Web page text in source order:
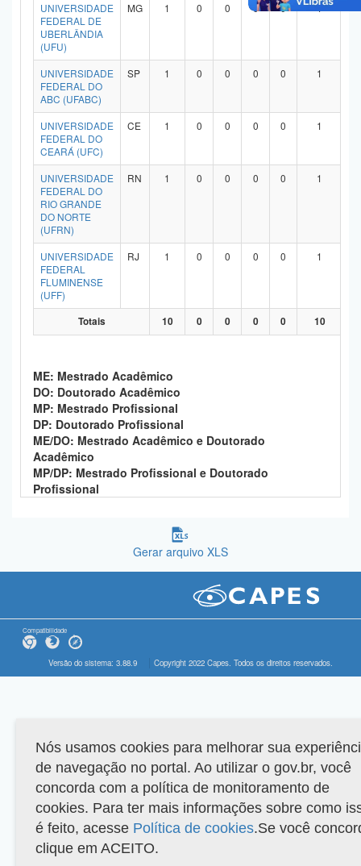
UNIVERSIDADE
FEDERAL DE
UBERLÂNDIA
(UFU)
MG 1 0 0 0 0 1
UNIVERSIDADE
FEDERAL DO
ABC (UFABC)
SP 1 0 0 0 0 1
UNIVERSIDADE
FEDERAL DO
CEARÁ (UFC)
CE 1 0 0 0 0 1
UNIVERSIDADE
FEDERAL DO
RIO GRANDE
DO NORTE
(UFRN)
RN 1 0 0 0 0 1
UNIVERSIDADE
FEDERAL
FLUMINENSE
(UFF)
RJ 1 0 0 0 0 1
Totais 10 0 0 0 0 10
ME: Mestrado Acadêmico
DO: Doutorado Acadêmico
MP: Mestrado Profissional
DP: Doutorado Profissional
ME/DO: Mestrado Acadêmico e Doutorado
Acadêmico
MP/DP: Mestrado Profissional e Doutorado
Profissional
Gerar arquivo XLS
Compatibilidade
Versão do sistema: 3.88.9 Copyright 2022 Capes. Todos os direitos reservados.
Nós usamos cookies para melhorar sua
de navegação no portal. Ao utilizar o gov.br, você
concorda com a política de monitoramento de
cookies. Para ter mais informações sobre como
é feito, acesse Política de cookies.Se você
clique em ACEITO.